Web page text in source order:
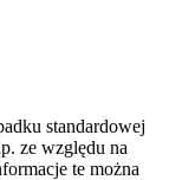
standardowej
ze względu na
te można